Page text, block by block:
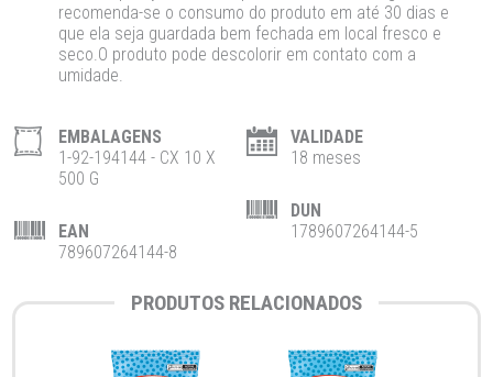
recomenda-se o consumo do produto em até 30 dias e
que ela seja guardada bem fechada em local fresco e
seco.O produto pode descolorir em contato com a
umidade.
EMBALAGENS
1-92-194144 - CX 10 X
500 G
EAN
789607264144-8
VALIDADE
18 meses
DUN
1789607264144-5
PRODUTOS RELACIONADOS